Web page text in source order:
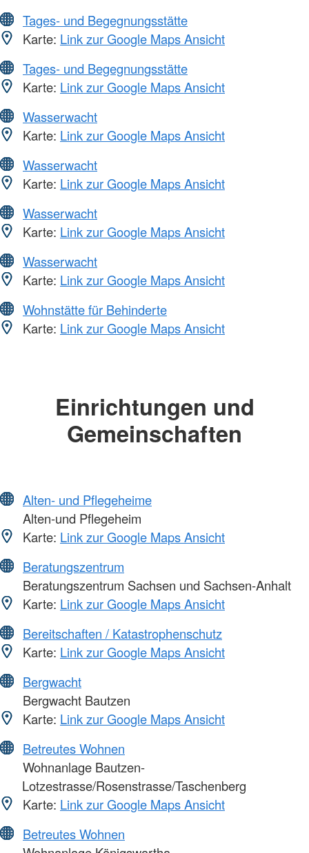
Tages- und Begegnungsstätte
Karte: Link zur Google Maps Ansicht
Tages- und Begegnungsstätte
Karte: Link zur Google Maps Ansicht
Wasserwacht
Karte: Link zur Google Maps Ansicht
Wasserwacht
Karte: Link zur Google Maps Ansicht
Wasserwacht
Karte: Link zur Google Maps Ansicht
Wasserwacht
Karte: Link zur Google Maps Ansicht
Wohnstätte für Behinderte
Karte: Link zur Google Maps Ansicht
Einrichtungen und
Gemeinschaften
Alten- und Pflegeheime
Alten-und Pflegeheim
Karte: Link zur Google Maps Ansicht
Beratungszentrum
Beratungszentrum Sachsen und Sachsen-Anhalt
Karte: Link zur Google Maps Ansicht
Bereitschaften / Katastrophenschutz
Karte: Link zur Google Maps Ansicht
Bergwacht
Bergwacht Bautzen
Karte: Link zur Google Maps Ansicht
Betreutes Wohnen
Wohnanlage Bautzen-
Lotzestrasse/Rosenstrasse/Taschenberg
Karte: Link zur Google Maps Ansicht
Betreutes Wohnen